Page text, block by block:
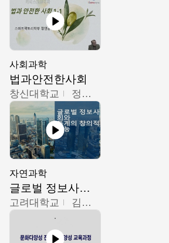
사회과학
법과안전한사회
창신대학교 정연균
자연과학
글로벌 정보사회와 통계의 창의적 기능
고려대학교 김희영